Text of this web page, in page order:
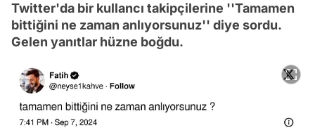
Twitter'da bir kullancı takipçilerine ''Tamamen
bittiğini ne zaman anlıyorsunuz'' diye sordu.
Gelen yanıtlar hüzne boğdu.